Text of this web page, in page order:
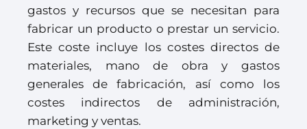
gastos y recursos que se necesitan para
fabricar un producto o prestar un servicio.
Este coste incluye los costes directos de
materiales, mano de obra y gastos
generales de fabricación, así como los
costes indirectos de administración,
marketing y ventas.